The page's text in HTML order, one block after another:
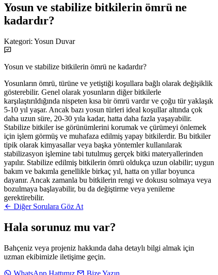
Yosun ve stabilize bitkilerin ömrü ne
kadardır?
Kategori: Yosun Duvar
Yosun ve stabilize bitkilerin ömrü ne kadardır?
Yosunların ömrü, türüne ve yetiştiği koşullara bağlı olarak değişiklik
gösterebilir. Genel olarak yosunların diğer bitkilerle
karşılaştırıldığında nispeten kısa bir ömrü vardır ve çoğu tür yaklaşık
5-10 yıl yaşar. Ancak bazı yosun türleri ideal koşullar altında çok
daha uzun süre, 20-30 yıla kadar, hatta daha fazla yaşayabilir.
Stabilize bitkiler ise görünümlerini korumak ve çürümeyi önlemek
için işlem görmüş ve muhafaza edilmiş yapay bitkilerdir. Bu bitkiler
tipik olarak kimyasallar veya başka yöntemler kullanılarak
stabilizasyon işlemine tabi tutulmuş gerçek bitki materyallerinden
yapılır. Stabilize edilmiş bitkilerin ömrü oldukça uzun olabilir; uygun
bakım ve bakımla genellikle birkaç yıl, hatta on yıllar boyunca
dayanır. Ancak zamanla bu bitkilerin rengi ve dokusu solmaya veya
bozulmaya başlayabilir, bu da değiştirme veya yenileme
gerektirebilir.
Diğer Sorulara Göz At
Hala sorunuz mu var?
Bahçeniz veya projeniz hakkında daha detaylı bilgi almak için
uzman ekibimizle iletişime geçin.
WhatsApp Hattımız
Bize Yazın